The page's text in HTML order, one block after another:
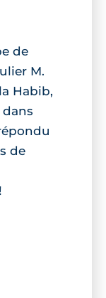
de
M.
Habib,
de